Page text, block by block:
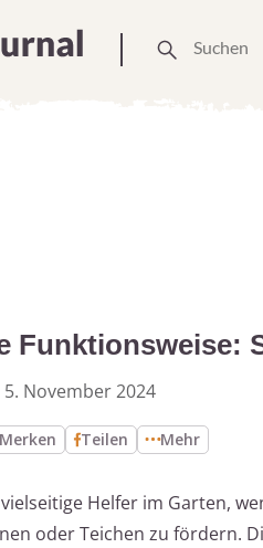
Funktionsweise:
5. November 2024
Merken Teilen Mehr
Helfer im Garten,
oder Teichen zu fördern.